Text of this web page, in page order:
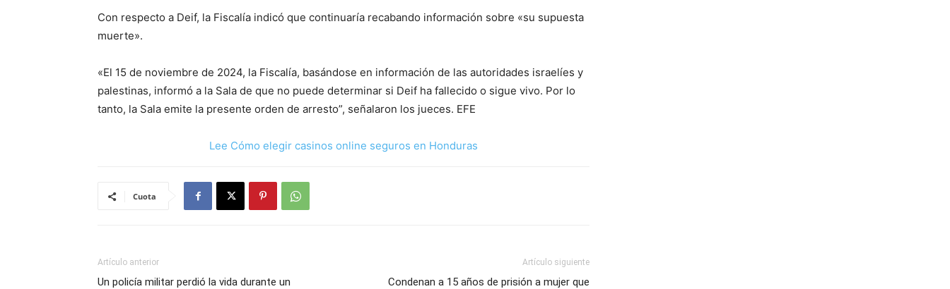
Con respecto a Deif, la Fiscalía indicó que continuaría recabando información sobre «su supuesta
muerte».
«El 15 de noviembre de 2024, la Fiscalía, basándose en información de las autoridades israelíes y
palestinas, informó a la Sala de que no puede determinar si Deif ha fallecido o sigue vivo. Por lo
tanto, la Sala emite la presente orden de arresto”, señalaron los jueces. EFE
Lee Cómo elegir casinos online seguros en Honduras
Cuota
Artículo anterior
Un policía militar perdió la vida durante un
Artículo siguiente
Condenan a 15 años de prisión a mujer que